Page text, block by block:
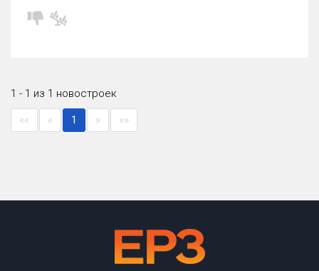
Срок сдачи
Кол-во комнат
с продажами
1 - 1 из 1 новостроек
«« « 1 » »»